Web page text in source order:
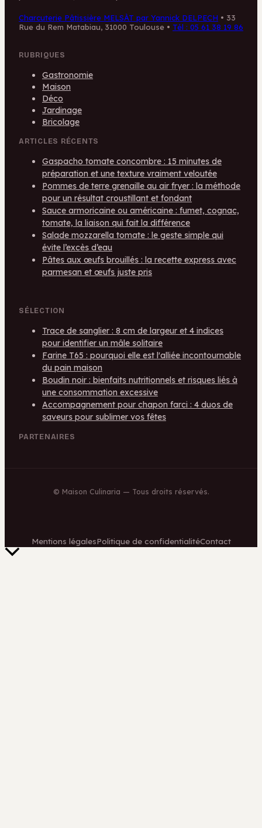
Charcuterie Pâtissière MELSÀT par Yannick DELPECH • 33
Rue du Rem Matabiau, 31000 Toulouse • Tél : 05 61 38 19 86
RUBRIQUES
Gastronomie
Maison
Déco
Jardinage
Bricolage
ARTICLES RÉCENTS
Gaspacho tomate concombre : 15 minutes de
préparation et une texture vraiment veloutée
Pommes de terre grenaille au air fryer : la méthode
pour un résultat croustillant et fondant
Sauce armoricaine ou américaine : fumet, cognac,
tomate, la liaison qui fait la différence
Salade mozzarella tomate : le geste simple qui
évite l’excès d’eau
Pâtes aux œufs brouillés : la recette express avec
parmesan et œufs juste pris
SÉLECTION
Trace de sanglier : 8 cm de largeur et 4 indices
pour identifier un mâle solitaire
Farine T65 : pourquoi elle est l'alliée incontournable
du pain maison
Boudin noir : bienfaits nutritionnels et risques liés à
une consommation excessive
Accompagnement pour chapon farci : 4 duos de
saveurs pour sublimer vos fêtes
PARTENAIRES
© Maison Culinaria — Tous droits réservés.
Mentions légalesPolitique de confidentialitéContact